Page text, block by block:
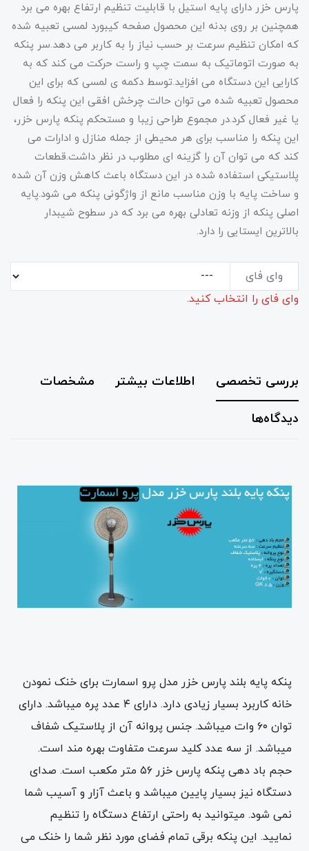
پارس خزر دارای پایه‌ استیل با قابلیت تنظیم ارتفاع بهره می ‌برد
همچنین بر روی بدنه این محصول صفحه کیبورد لمسی تعبیه‌ شده
که امکان تنظیم سرعت بر حسب نیاز را به کاربر می ‌دهد.سر پنکه
به صورت اتوماتیک به سمت چپ و راست حرکت می ‌کند که به
کارایی این دستگاه می ‌افزاید.توسط دکمه ی لمسی که برای این
محصول تعبیه شده می توان حالت چرخش افقی این پنکه را فعال
یا غیر فعال کرد.در مجموع طراحی زیبا و مستحکم پنکه پارس خزر،
این پنکه را مناسب برای هر محیطی از جمله منازل و ادارات می
‌کند که می ‌توان آن را گزینه ‌ای مطلوب در نظر داشت.قطعات
پلاستیکی استفاده شده در این دستگاه باعث کاهش وزن آن شده
و ساخت پایه با وزن مناسب مانع از واژگونی پنکه می شود.پایه
اصلی پنکه از وزنه تعادلی بهره می برد که در سطوح شیبدار
بالاترین ایستایی را دارد.
وای فای
وای فای را انتخاب کنید.
بررسی تخصصی اطلاعات بیشتر مشخصات
دیدگاه‌ها
پنکه پایه بلند پارس خزر مدل پرو اسمارت برای خنک نمودن
خانه کاربرد بسیار زیادی دارد. دارای ۴ عدد پره میباشد. دارای
توان ۶۰ وات میباشد. جنس پروانه آن از پلاستیک شفاف
میباشد. از سه عدد کلید سرعت متفاوت بهره مند است.
حجم باد دهی پنکه پارس خزر ۵۶ متر مکعب است. صدای
دستگاه نیز بسیار پایین میباشد و باعث آزار و آسیب شما
نمی شود. میتوانید به راحتی ارتفاع دستگاه را تنظیم
نمایید. این پنکه برقی تمام فضای مورد نظر شما را خنک می